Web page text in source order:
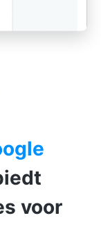
voor